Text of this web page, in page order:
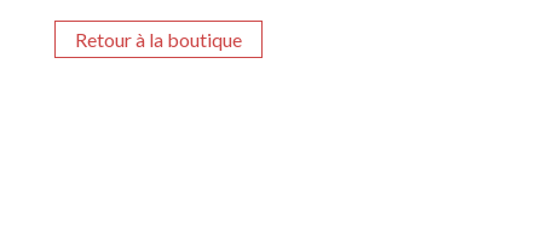
Retour à la boutique